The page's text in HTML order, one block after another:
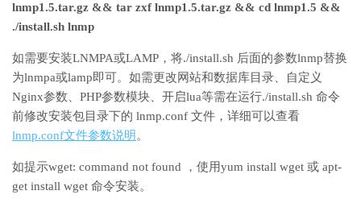
lnmp1.5.tar.gz && tar zxf lnmp1.5.tar.gz && cd lnmp1.5 &&
./install.sh lnmp
如需要安装LNMPA或LAMP，将./install.sh 后面的参数lnmp替换
为lnmpa或lamp即可。如需更改网站和数据库目录、自定义
Nginx参数、PHP参数模块、开启lua等需在运行./install.sh 命令
前修改安装包目录下的 lnmp.conf 文件，详细可以查看
lnmp.conf文件参数说明 。
如提示wget: command not found ，使用yum install wget 或 apt-
get install wget 命令安装。